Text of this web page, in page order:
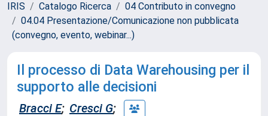
IRIS Catalogo Ricerca
04 Contributo in convegno
04.04 Presentazione/Comunicazione non pubblicata
(convegno, evento, webinar...)
Il processo di Data Warehousing per il
supporto alle decisioni
Bracci E; Cresci G;